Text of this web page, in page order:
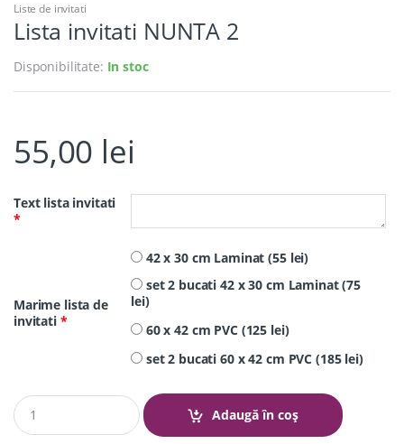
Liste de invitati
Lista invitati NUNTA 2
Disponibilitate: In stoc
55,00 lei
Text lista invitati
*
Marime lista de
invitati *
42 x 30 cm Laminat (55 lei)
set 2 bucati 42 x 30 cm Laminat (75
lei)
60 x 42 cm PVC (125 lei)
set 2 bucati 60 x 42 cm PVC (185 lei)
Q
u
a
Adaugă în coș